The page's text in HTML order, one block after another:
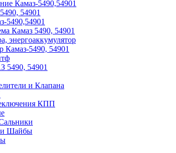
Камаз-5490,54901
54901
5490,54901
Камаз 5490, 54901
энергоаккумулятор
Камаз-5490, 54901
54901
и Клапана
КПП
Шайбы